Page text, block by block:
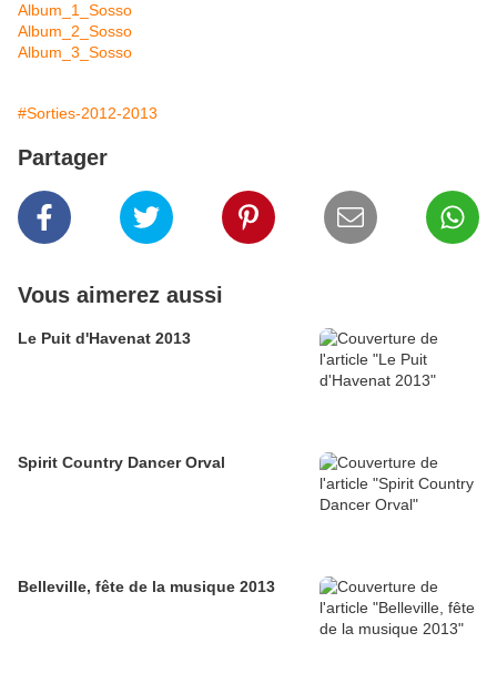
Album_1_Sosso
Album_2_Sosso
Album_3_Sosso
#Sorties-2012-2013
Partager
Vous aimerez aussi
Le Puit d'Havenat 2013
Spirit Country Dancer Orval
Belleville, fête de la musique 2013